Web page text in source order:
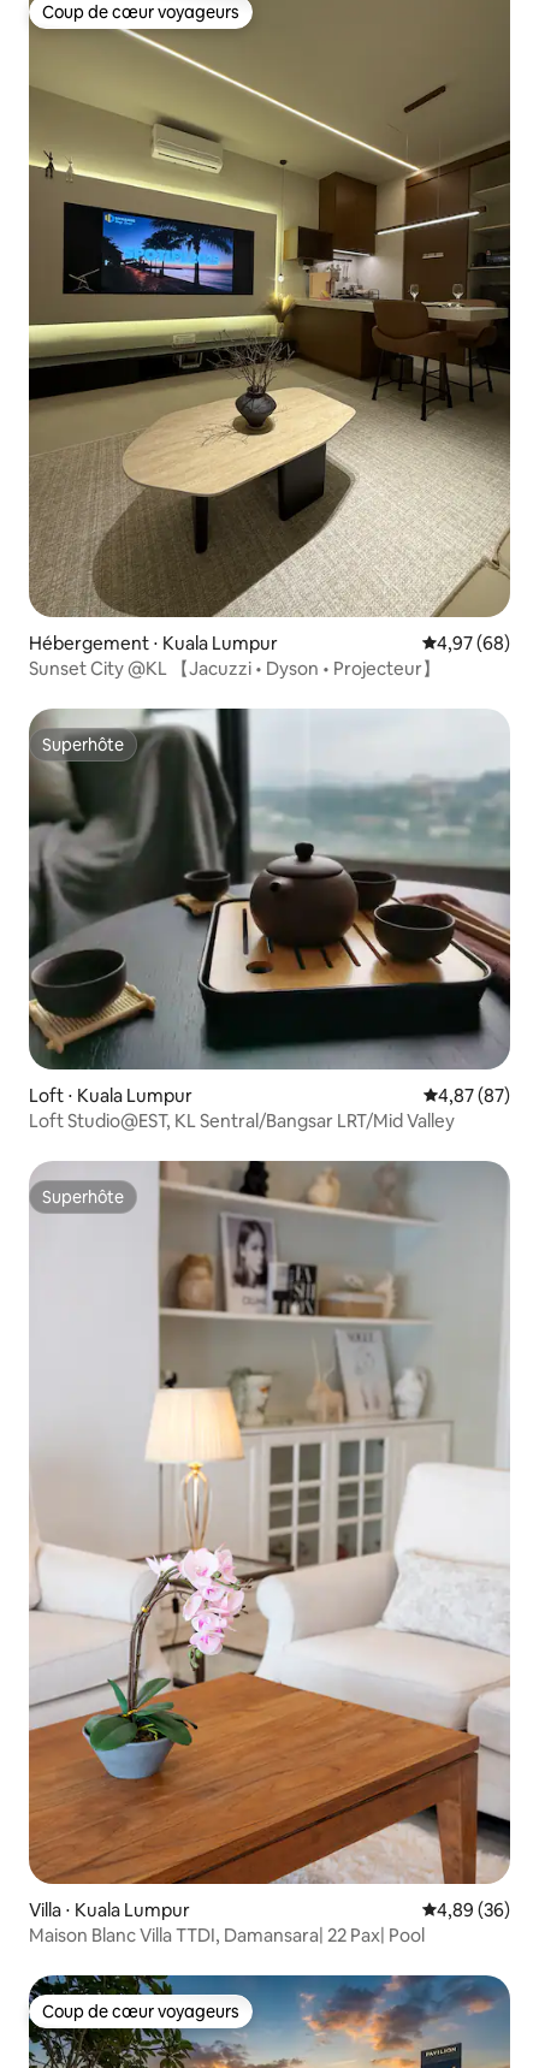
Coup de cœur voyageurs
Coup de cœur voyageurs
Hébergement ⋅ Kuala Lumpur Évaluation
4,97 (68)
Sunset City @KL 【Jacuzzi • Dyson • Projecteur】
Superhôte
Superhôte
Loft ⋅ Kuala Lumpur Évaluation
4,87 (87)
Loft Studio@EST, KL Sentral/Bangsar LRT/Mid Valley
Superhôte
Superhôte
Villa ⋅ Kuala Lumpur Évaluation
4,89 (36)
Maison Blanc Villa TTDI, Damansara| 22 Pax| Pool
Coup de cœur voyageurs
Coup de cœur voyageurs